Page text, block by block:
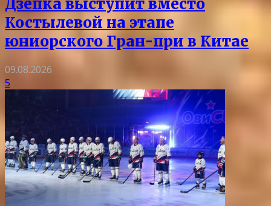
Дзепка выступит вместо
Костылевой на этапе
юниорского Гран-при в Китае
09.08.2026
5